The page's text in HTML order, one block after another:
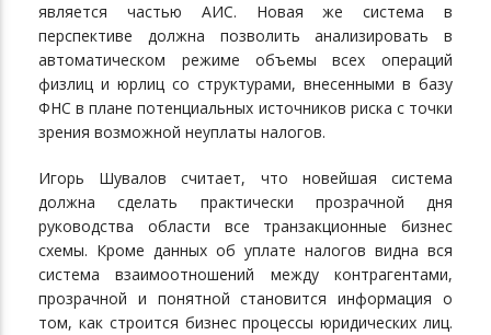
является частью АИС. Новая же система в
перспективе должна позволить анализировать в
автоматическом режиме объемы всех операций
физлиц и юрлиц со структурами, внесенными в базу
ФНС в плане потенциальных источников риска с точки
зрения возможной неуплаты налогов.
Игорь Шувалов считает, что новейшая система
должна сделать практически прозрачной дня
руководства области все транзакционные бизнес
схемы. Кроме данных об уплате налогов видна вся
система взаимоотношений между контрагентами,
прозрачной и понятной становится информация о
том, как строится бизнес процессы юридических лиц.